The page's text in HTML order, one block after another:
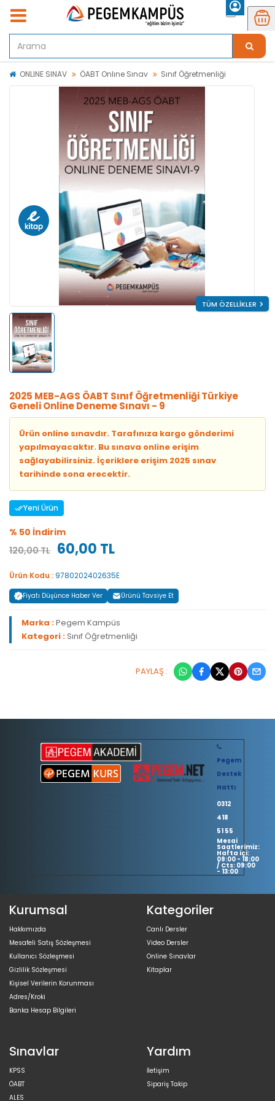
ONLINE SINAV ÖABT Onlıne Sınav Sınıf Öğretmenliği
TÜM ÖZELLİKLER
2025 MEB-AGS ÖABT Sınıf Öğretmenliği Türkiye
Geneli Online Deneme Sınavı - 9
Ürün online sınavdır. Tarafınıza kargo gönderimi
yapılmayacaktır. Bu sınava online erişim
sağlayabilirsiniz. İçeriklere erişim 2025 sınav
tarihinde sona erecektir.
Yeni Ürün
% 50 İndirim
120,00 TL 60,00 TL
Ürün Kodu : 9780202402635E
Fiyatı Düşünce Haber Ver Ürünü Tavsiye Et
Marka :Pegem Kampüs
Kategori :Sınıf Öğretmenliği
PAYLAŞ :
Pegem
Destek
Hattı
0312
418
51 55
Mesai
Saatlerimiz:
Hafta içi:
09:00 - 18:00
/ Cts: 09:00
- 13:00
Kurumsal
Hakkımızda
Mesafeli Satış Sözleşmesi
Kullanıcı Sözleşmesi
Gizlilik Sözleşmesi
Kişisel Verilerin Korunması
Adres/Kroki
Banka Hesap Bilgileri
Kategoriler
Canlı Dersler
Video Dersler
Online Sınavlar
Kitaplar
Sınavlar
KPSS
ÖABT
ALES
Yardım
İletişim
Sipariş Takip